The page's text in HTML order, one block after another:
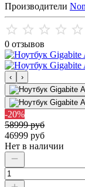
Производители
0 отзывов
‹ ›
-20%
58999 руб
46999 руб
Нет в наличии